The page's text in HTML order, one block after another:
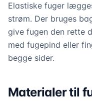
Elastiske fuger
strøm. Der bruges
give fugen den rette
med fugepind eller
begge sider.
Materialer til